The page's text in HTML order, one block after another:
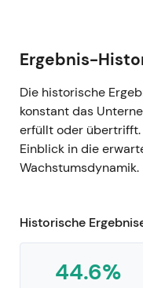
Ergebnis-
Die historische
konstant das
erfüllt oder übertrifft.
Einblick in die
Wachstumsdynamik.
Historische
44.6%